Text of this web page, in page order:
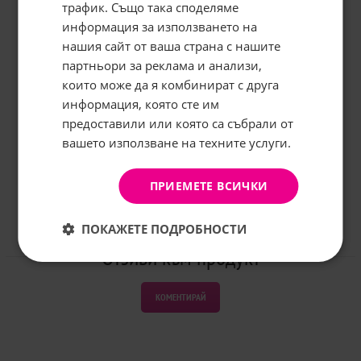
Отзиви към продукт
КОМЕНТИРАЙ
трафик. Също така споделяме
информация за използването на
нашия сайт от ваша страна с нашите
партньори за реклама и анализи,
които може да я комбинират с друга
информация, която сте им
предоставили или която са събрали от
вашето използване на техните услуги.
ПРИЕМЕТЕ ВСИЧКИ
ПОКАЖЕТЕ ПОДРОБНОСТИ
Абонирайте се за бюлетина и
грабнете-5%отстъпка!
АБОНИРАНЕ
Не, благодаря